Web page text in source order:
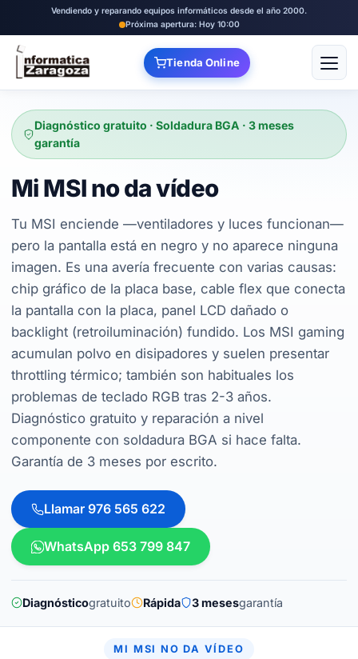
Vendiendo y reparando equipos informáticos desde el año 2000.
Próxima apertura: Hoy 10:00
Tienda Online Abrir
Diagnóstico gratuito · Soldadura BGA · 3 meses
garantía
Mi MSI no da vídeo
Tu MSI enciende —ventiladores y luces funcionan—
pero la pantalla está en negro y no aparece ninguna
imagen. Es una avería frecuente con varias causas:
chip gráfico de la placa base, cable flex que conecta
la pantalla con la placa, panel LCD dañado o
backlight (retroiluminación) fundido. Los MSI gaming
acumulan polvo en disipadores y suelen presentar
throttling térmico; también son habituales los
problemas de teclado RGB tras 2-3 años.
Diagnóstico gratuito y reparación a nivel
componente con soldadura BGA si hace falta.
Garantía de 3 meses por escrito.
Llamar 976 565 622
WhatsApp 653 799 847
Diagnósticogratuito Rápida 3 mesesgarantía
MI MSI NO DA VÍDEO